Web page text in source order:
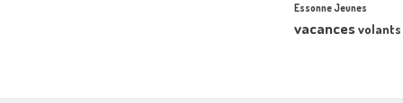
Essonne Jeunes
vacancesvolants